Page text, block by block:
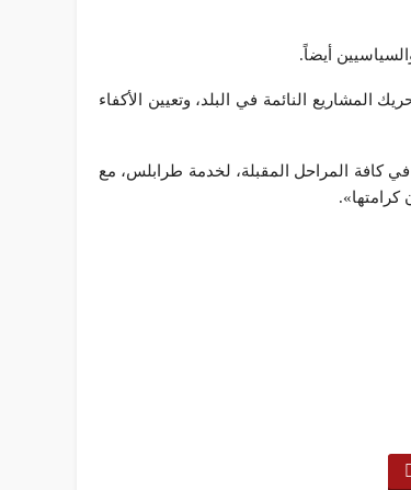
أيضاً.
النائمة في البلد، وتعيين الأكفاء
كافة المراحل المقبلة، لخدمة طرابلس، مع